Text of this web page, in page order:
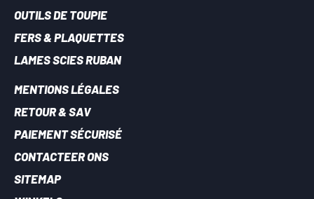
OUTILS DE TOUPIE
FERS & PLAQUETTES
LAMES SCIES RUBAN
MENTIONS LÉGALES
RETOUR & SAV
PAIEMENT SÉCURISÉ
CONTACTEER ONS
SITEMAP